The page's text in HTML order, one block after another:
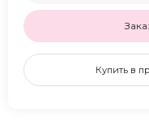
Купить в